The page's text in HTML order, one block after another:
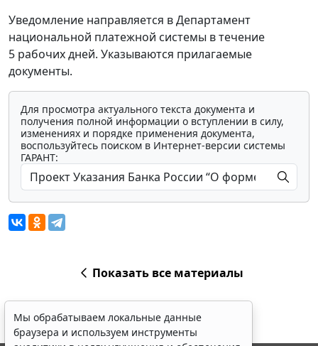
Уведомление направляется в Департамент
национальной платежной системы в течение
5 рабочих дней. Указываются прилагаемые
документы.
Для просмотра актуального текста документа и
получения полной информации о вступлении в силу,
изменениях и порядке применения документа,
воспользуйтесь поиском в Интернет-версии системы
ГАРАНТ:
Показать все материалы
Мы обрабатываем локальные данные
браузера и используем инструменты